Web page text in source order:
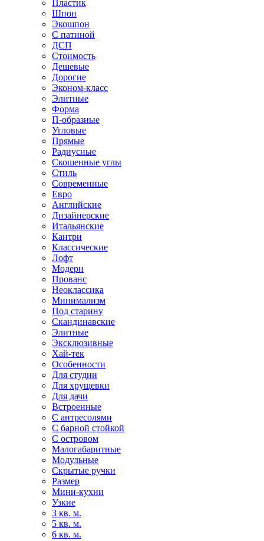
Пластик
Шпон
Экошпон
С патиной
ДСП
Стоимость
Дешевые
Дорогие
Эконом-класс
Элитные
Форма
П-образные
Угловые
Прямые
Радиусные
Скошенные углы
Стиль
Современные
Евро
Английские
Дизайнерские
Итальянские
Кантри
Классические
Лофт
Модерн
Прованс
Неоклассика
Минимализм
Под старину
Скандинавские
Элитные
Эксклюзивные
Хай-тек
Особенности
Для студии
Для хрущевки
Для дачи
Встроенные
С антресолями
С барной стойкой
С островом
Малогабаритные
Модульные
Скрытые ручки
Размер
Мини-кухни
Узкие
3 кв. м.
5 кв. м.
6 кв. м.